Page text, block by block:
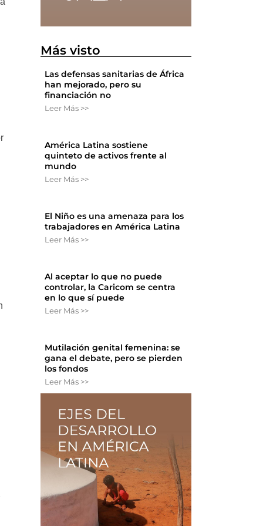
Más visto
Las defensas sanitarias de África
han mejorado, pero su
financiación no
Leer Más >>
América Latina sostiene
quinteto de activos frente al
mundo
Leer Más >>
El Niño es una amenaza para los
trabajadores en América Latina
Leer Más >>
Al aceptar lo que no puede
controlar, la Caricom se centra
en lo que sí puede
Leer Más >>
Mutilación genital femenina: se
gana el debate, pero se pierden
los fondos
Leer Más >>